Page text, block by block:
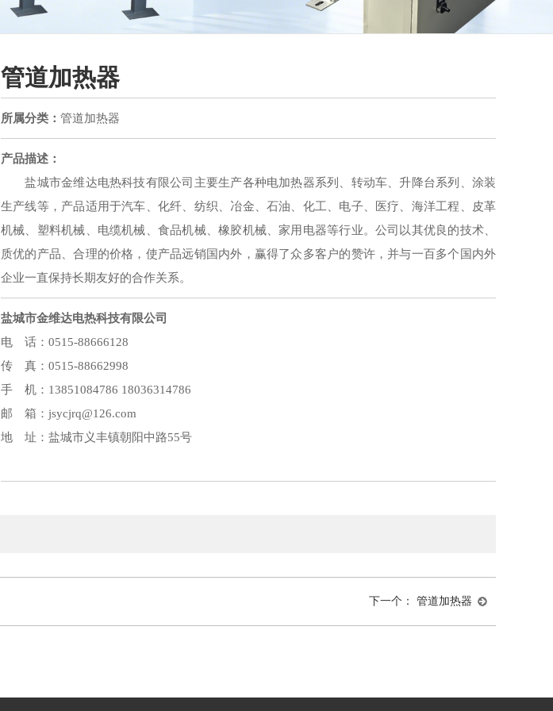
管道加热器
所属分类： 管道加热器
产品描述：
盐城市金维达电热科技有限公司主要生产各种电加热器系列、转动车、升降台系列、涂装
生产线等，产品适用于汽车、化纤、纺织、冶金、石油、化工、电子、医疗、海洋工程、皮革
机械、塑料机械、电缆机械、食品机械、橡胶机械、家用电器等行业。公司以其优良的技术、
质优的产品、合理的价格，使产品远销国内外，赢得了众多客户的赞许，并与一百多个国内外
企业一直保持长期友好的合作关系。
盐城市金维达电热科技有限公司
电 话：0515-88666128
传 真：0515-88662998
手 机：13851084786 18036314786
邮 箱：jsycjrq@126.com
地 址：盐城市义丰镇朝阳中路55号
下一个： 管道加热器